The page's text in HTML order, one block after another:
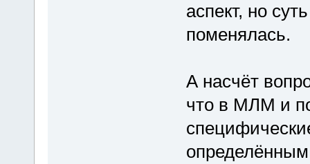
аспект, но
поменялась.
А насчёт
что в МЛМ и